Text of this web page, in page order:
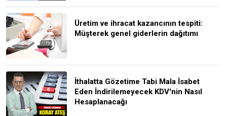
Üretim ve ihracat kazancının tespiti:
Müşterek genel giderlerin dağıtımı
İthalatta Gözetime Tabi Mala İsabet
Eden İndirilemeyecek KDV'nin Nasıl
Hesaplanacağı